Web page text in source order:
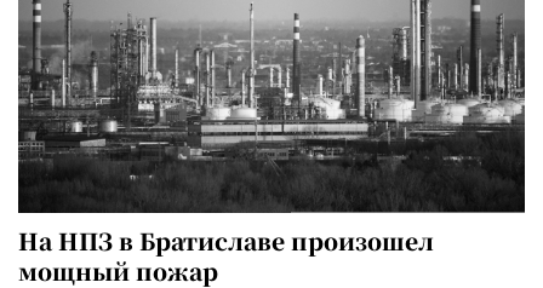
На НПЗ в Братиславе произошел
мощный пожар